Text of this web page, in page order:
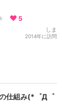
5
しま
2014年に訪問
仕組み(*゜Д゜